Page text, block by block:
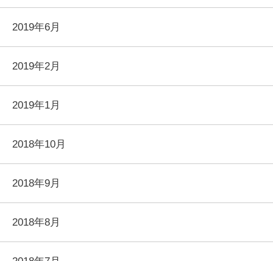
2019年6月
2019年2月
2019年1月
2018年10月
2018年9月
2018年8月